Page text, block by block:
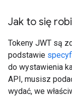
Jak to się robi
Tokeny JWT są
podstawie
do wystawienia
API, musisz
wydać, we